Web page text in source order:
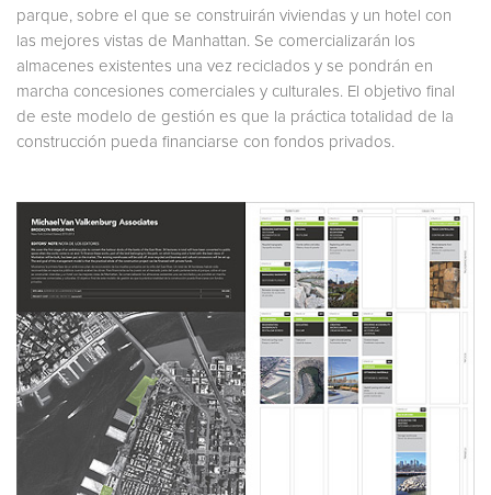
parque, sobre el que se construirán viviendas y un hotel con
las mejores vistas de Manhattan. Se comercializarán los
almacenes existentes una vez reciclados y se pondrán en
marcha concesiones comerciales y culturales. El objetivo final
de este modelo de gestión es que la práctica totalidad de la
construcción pueda financiarse con fondos privados.